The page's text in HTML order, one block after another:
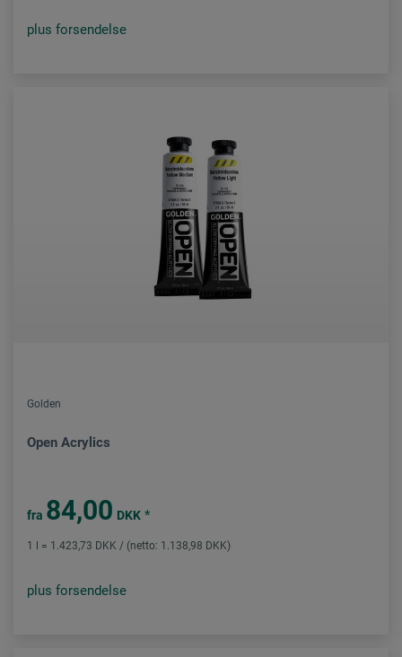
plus forsendelse
Golden
Open Acrylics
fra 84,00 DKK *
1 l = 1.423,73 DKK / (netto: 1.138,98 DKK)
plus forsendelse